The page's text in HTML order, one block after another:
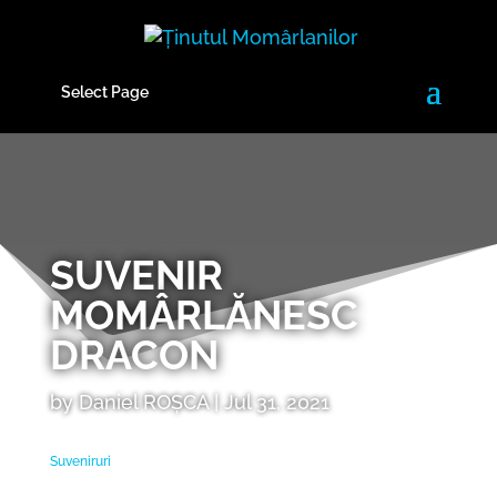
Select Page
SUVENIR
MOMÂRLĂNESC
DRACON
byDaniel ROȘCA| Jul 31, 2021
Suveniruri